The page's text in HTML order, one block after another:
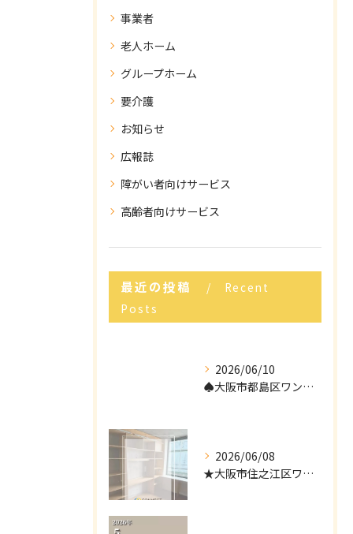
事業者
老人ホーム
グループホーム
要介護
お知らせ
広報誌
障がい者向けサービス
高齢者向けサービス
最近の投稿
Recent
Posts
2026/06/10
♠︎大阪市都島区ワンルームタイプ障がい者グループホーム情報♠
2026/06/08
★大阪市住之江区ワンルームタイプ障がい者グループホーム情報★